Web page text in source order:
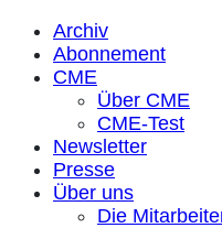
Archiv
Abonnement
CME
Über CME
CME-Test
Newsletter
Presse
Über uns
Die